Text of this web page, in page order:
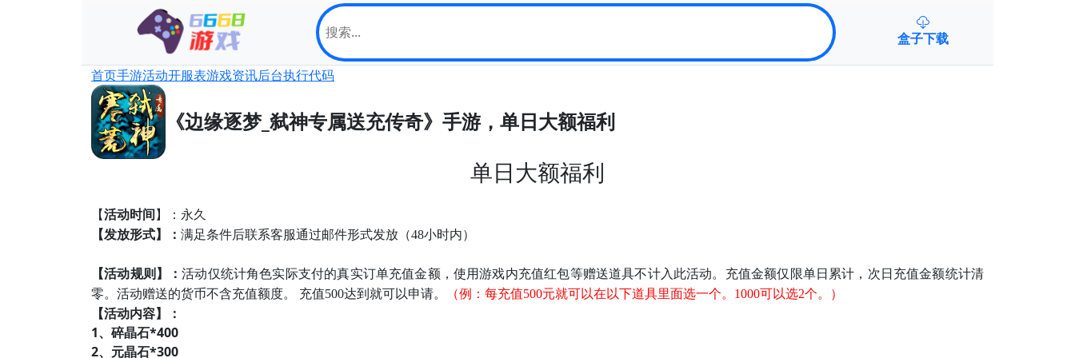
盒子下载
首页手游活动开服表游戏资讯后台执行代码
《边缘逐梦_弑神专属送充传奇》手游，单日大额福利
单日大额福利
【活动时间 】：永久
【发放形式】： 满足条件后联系客服通过邮件形式发放（48小时内）
【活动规则】：活动仅统计角色实际支付的真实订单充值金额，使用游戏内充值红包等赠送道具不计入此活动。充值金额仅限单日累计，次日充值金额统计清
零。活动赠送的货币不含充值额度。 充值500达到就可以申请。
（例：每充值500元就可以在以下道具里面选一个。1000可以选2个。）
【活动内容】：
1、碎晶石*400
2、元晶石*300